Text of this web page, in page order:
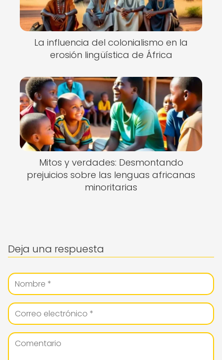
La influencia del colonialismo en la
erosión lingüística de África
Mitos y verdades: Desmontando
prejuicios sobre las lenguas africanas
minoritarias
Deja una respuesta